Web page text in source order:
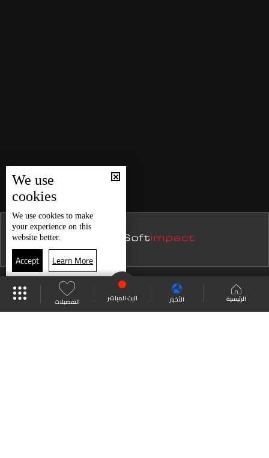
الرئيسية الأخبار البث المباشر التفضيلات
We use
cookies
We use cookies to make
your experience on this
website better.
Accept
Learn More
موقع البرامج
جدول البرامج البث المباشر